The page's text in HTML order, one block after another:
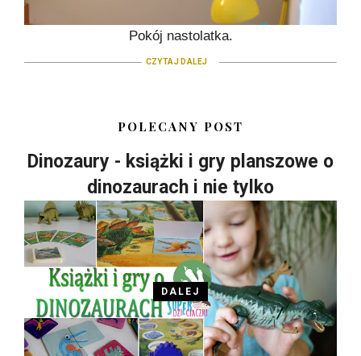
Pokój nastolatka.
CZYTAJ DALEJ
POLECANY POST
Dinozaury - książki i gry planszowe o
dinozaurach i nie tylko
DALEJ